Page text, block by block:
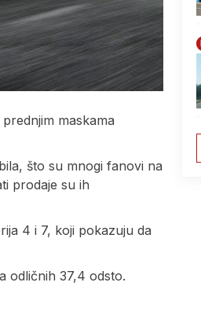
maskama
što su mnogi fanovi na
prodaje su ih
4 i 7, koji pokazuju da
odličnih 37,4 odsto.